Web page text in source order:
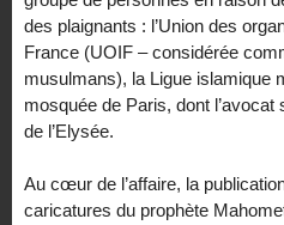
des plaignants : l’Union des
France (UOIF – considérée
musulmans), la Ligue islamique
mosquée de Paris, dont
de l’Elysée.
Au cœur de l’affaire, la
caricatures du prophète